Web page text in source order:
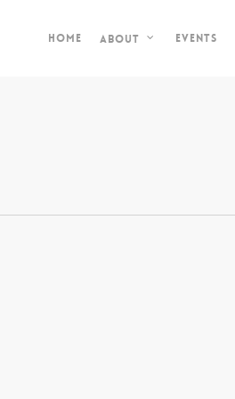
Home About Events